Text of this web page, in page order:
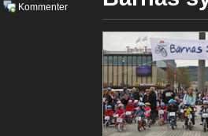
Kommenter